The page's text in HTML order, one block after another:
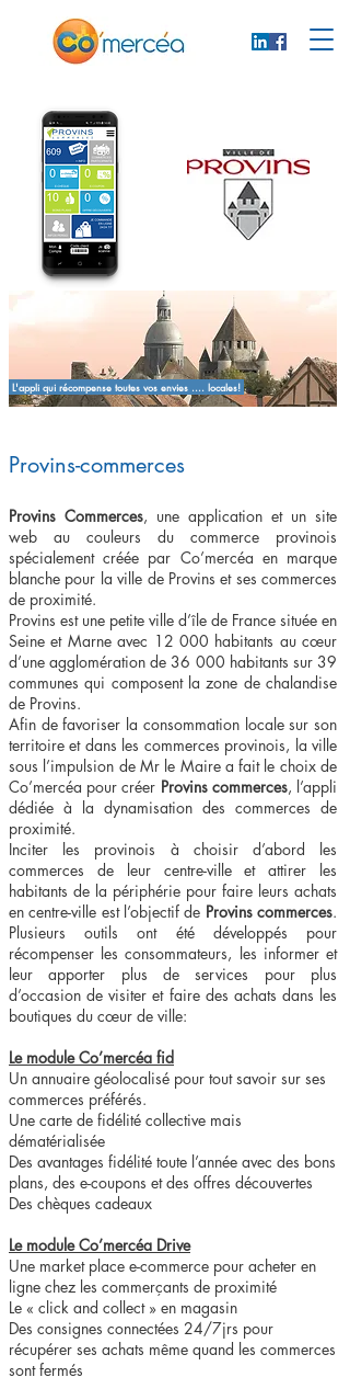
L'appli qui récompense toutes vos envies .... locales!
Provins-commerces
Provins Commerces, une application et un site
web au couleurs du commerce provinois
spécialement créée par Co’mercéa en marque
blanche pour la ville de Provins et ses commerces
de proximité.
Provins est une petite ville d’île de France située en
Seine et Marne avec 12 000 habitants au cœur
d’une agglomération de 36 000 habitants sur 39
communes qui composent la zone de chalandise
de Provins.
Afin de favoriser la consommation locale sur son
territoire et dans les commerces provinois, la ville
sous l’impulsion de Mr le Maire a fait le choix de
Co’mercéa pour créer Provins commerces, l’appli
dédiée à la dynamisation des commerces de
proximité.
Inciter les provinois à choisir d’abord les
commerces de leur centre-ville et attirer les
habitants de la périphérie pour faire leurs achats
en centre-ville est l’objectif de Provins commerces.
Plusieurs outils ont été développés pour
récompenser les consommateurs, les informer et
leur apporter plus de services pour plus
d’occasion de visiter et faire des achats dans les
boutiques du cœur de ville:
Le module Co’mercéa fid
Un annuaire géolocalisé pour tout savoir sur ses
commerces préférés.
Une carte de fidélité collective mais
dématérialisée
Des avantages fidélité toute l’année avec des bons
plans, des e-coupons et des offres découvertes
Des chèques cadeaux
Le module Co’mercéa Drive
Une market place e-commerce pour acheter en
ligne chez les commerçants de proximité
Le « click and collect » en magasin
Des consignes connectées 24/7jrs pour
récupérer ses achats même quand les commerces
sont fermés